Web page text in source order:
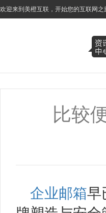
欢迎来到美橙互联，开始您的互联网之
比较
企业邮箱早